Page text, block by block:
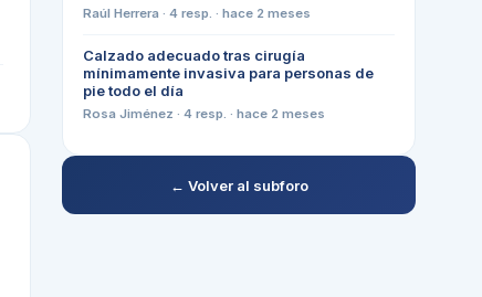
Raúl Herrera · 4 resp. · hace 2 meses
Calzado adecuado tras cirugía
mínimamente invasiva para personas de
pie todo el día
Rosa Jiménez · 4 resp. · hace 2 meses
← Volver al subforo